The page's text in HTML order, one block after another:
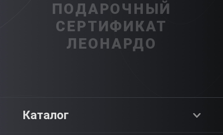
ПОДАРОЧНЫЙ
СЕРТИФИКАТ
ЛЕОНАРДО
Каталог